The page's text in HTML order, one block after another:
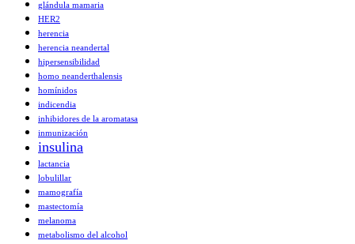
glándula mamaria
HER2
herencia
herencia neandertal
hipersensibilidad
homo neanderthalensis
homínidos
indicendia
inhibidores de la aromatasa
inmunización
insulina
lactancia
lobulillar
mamografía
mastectomía
melanoma
metabolismo del alcohol